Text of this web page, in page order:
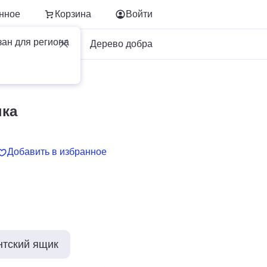
Корзина
для региона
Войти
Для бизнеса Дерево добра
Добавить в избранное
ящик